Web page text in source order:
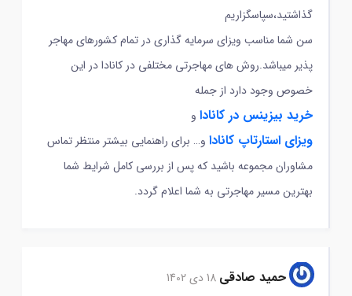
گذاشتید،سپاسگزاریم
سن شما مناسب ویزای سرمایه گذاری در تمام کشورهای مهاجر
پذیر میباشد.روش های مهاجرتی مختلفی در کانادا در این
خصوص وجود دارد از جمله
خرید بیزینس در کاناداو
ویزای استارتاپ کاناداو… برای راهنمایی بیشتر منتظر تماس
مشاوران مجموعه باشید که پس از بررسی کامل شرایط شما
بهترین مسیر مهاجرتی به شما اعلام گردد.
حمید صادقی 18 دی 1402